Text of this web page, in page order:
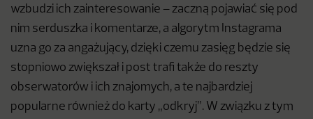
wzbudzi ich zainteresowanie – zaczną pojawiać się pod
nim serduszka i komentarze, a algorytm Instagrama
uzna go za angażujący, dzięki czemu zasięg będzie się
stopniowo zwiększał i post trafi także do reszty
obserwatorów i ich znajomych, a te najbardziej
popularne również do karty „odkryj”. W związku z tym